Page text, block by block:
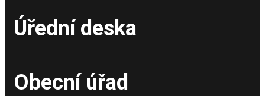
Úřední deska
Obecní úřad